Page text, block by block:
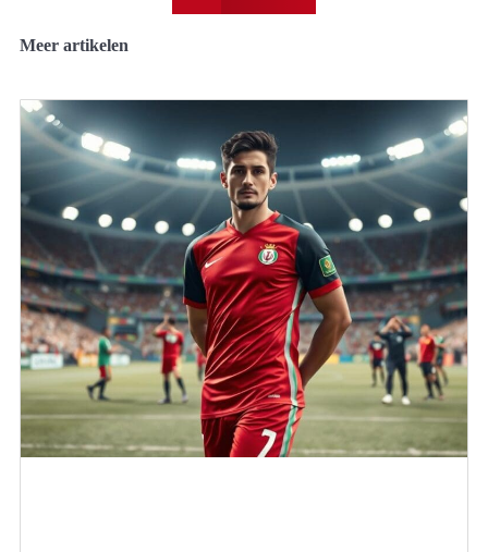
Meer artikelen